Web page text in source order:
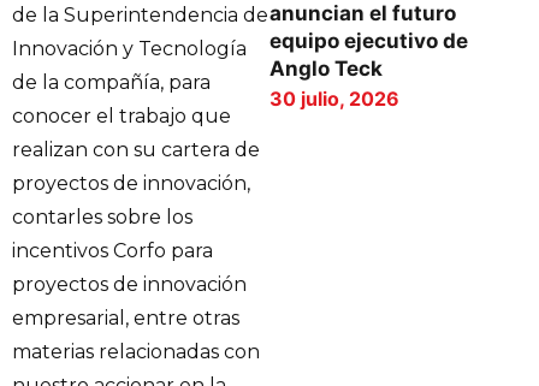
de la Superintendencia de
Innovación y Tecnología
de la compañía, para
conocer el trabajo que
realizan con su cartera de
proyectos de innovación,
contarles sobre los
incentivos Corfo para
proyectos de innovación
empresarial, entre otras
materias relacionadas con
anuncian el futuro
equipo ejecutivo de
Anglo Teck
30 julio, 2026